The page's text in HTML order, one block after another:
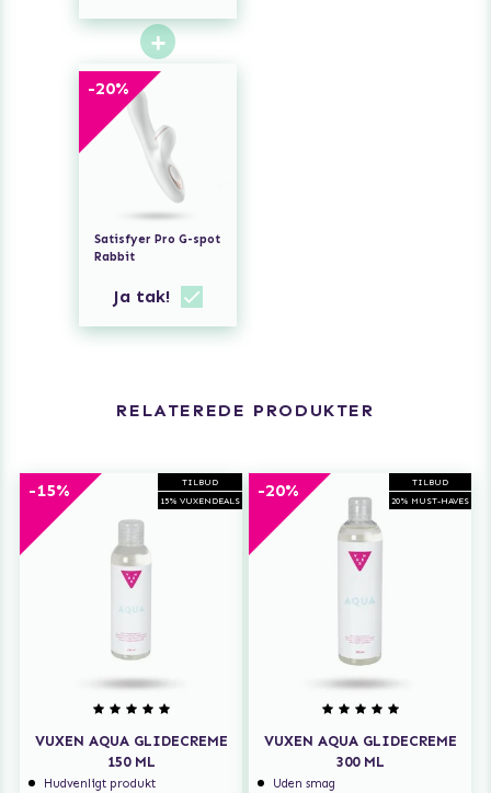
+
-20%
Satisfyer Pro G-spot
Rabbit
Ja tak!
RELATEREDE PRODUKTER
TILBUD
15% VUXENDEALS
-15%
VUXEN AQUA GLIDECREME
150 ML
Hudvenligt produkt
TILBUD
20% MUST-HAVES
-20%
VUXEN AQUA GLIDECREME
300 ML
Uden smag